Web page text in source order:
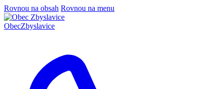
Rovnou na obsah Rovnou na menu
ObecZbyslavice